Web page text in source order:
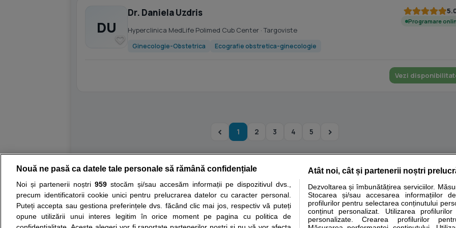
DU
Dr. Daniela Uzdris
Hyperclinica MedLife Polimed Cub Center · Targoviste
Ginecologie-Obstetrica Ecografie obstretica-ginecologie
Programare
Vezi
1 2 3 4 5
Resurse: Autoevaluare simptome Interpretare analize Specialitati medicale
Opiniile avizate ale medicilor, sfaturile si orice alte informatii despre sanatate disponibile pe sfatulmedicului.ro au scop informativ si
nici diagnosticul stabilit in urma investigatiilor si analizelor medicale. Va sfatuim, ca pe langa informatia primita pe sfatulmedicului.ro
ii punem la dispozitie pentru programare in sistemul de programari la medic Clickmed.
Nouă ne pasă ca datele tale personale să rămână confidențiale
Noi și partenerii noștri 959stocăm și/sau accesăm informații pe dispozitivul dvs.,
precum identificatorii cookie unici pentru prelucrarea datelor cu caracter personal.
Puteți accepta sau gestiona preferințele dvs. făcând clic mai jos, respectiv vă puteți
opune utilizării unui interes legitim în orice moment pe pagina cu politica de
Atât noi, cât și partenerii noștri
Dezvoltarea și îmbunătățirea serviciilor.
Stocarea și/sau accesarea informațiilor
profilurilor pentru selectarea conținutului
conținut personalizat. Utilizarea
personalizate. Crearea profilurilor